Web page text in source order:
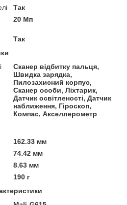
Так
20 Мп
Так
Сканер відбитку пальця,
Швидка зарядка,
Пилозахисний корпус,
Сканер особи, Ліхтарик,
Датчик освітленості, Датчик
наближення, Гіроскоп,
Компас, Акселлерометр
162.33 мм
74.42 мм
8.63 мм
190 г